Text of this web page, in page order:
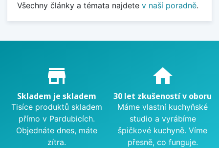
Všechny články a témata najdete v naší poradně.
Proč nakupovat u nás?
store_mall_directory
Skladem je skladem
Tisíce produktů skladem
přímo v Pardubicích.
Objednáte dnes, máte
zítra.
home
30 let zkušeností v oboru
Máme vlastní kuchyňské
studio a vyrábíme
špičkové kuchyně. Víme
přesně, co funguje.